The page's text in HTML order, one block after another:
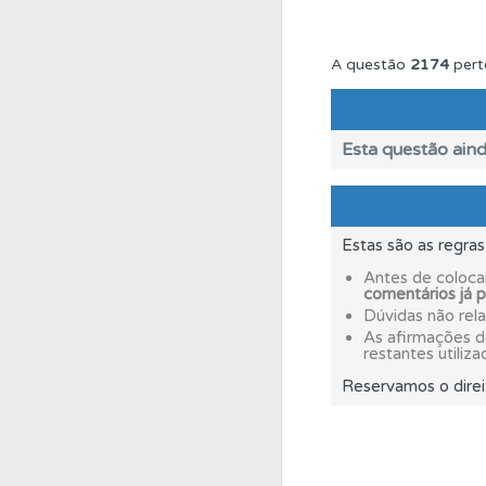
Deve fazer
Testes O teste
Conta Crie uma
O Índice
A questão 2174
Esta questão
Estas são as
Antes de
comentários já
Dúvidas não
As afirmações
restantes
Reservamos o